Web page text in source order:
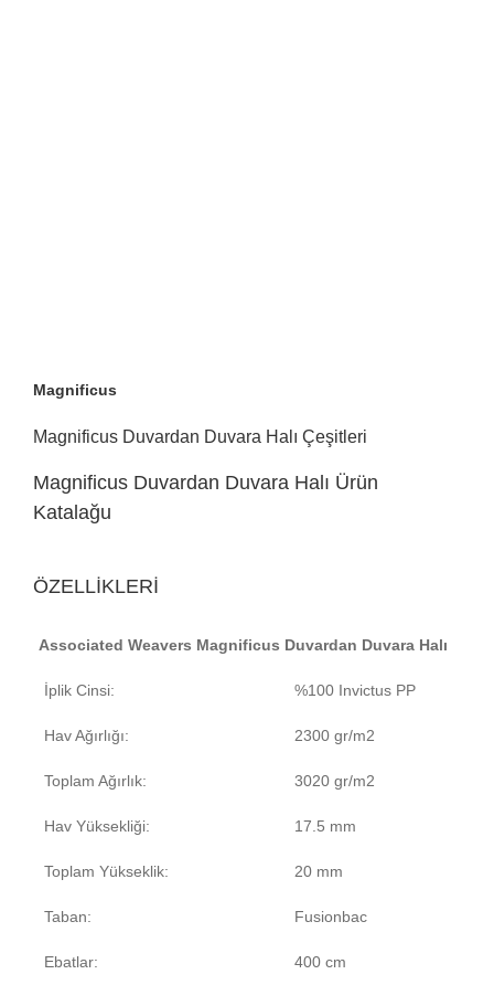
Magnificus
Magnificus Duvardan Duvara Halı Çeşitleri
Magnificus Duvardan Duvara Halı Ürün
Katalağu
ÖZELLİKLERİ
Associated Weavers Magnificus Duvardan Duvara Halı
İplik Cinsi: %100 Invictus PP
Hav Ağırlığı: 2300 gr/m2
Toplam Ağırlık: 3020 gr/m2
Hav Yüksekliği: 17.5 mm
Toplam Yükseklik: 20 mm
Taban: Fusionbac
Ebatlar:
400 cm